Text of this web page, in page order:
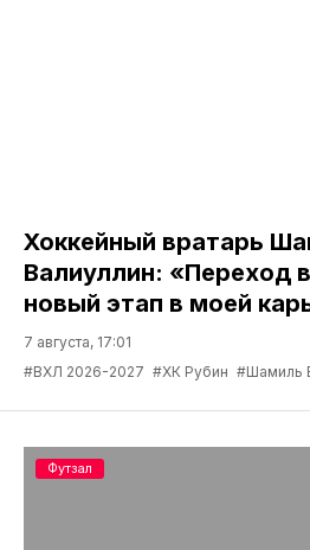
Хоккейный вратарь
Валиуллин: «Переход
новый этап в моей
7 августа, 17:01
#ВХЛ 2026-2027 #ХК Рубин #Шамиль
Футзал